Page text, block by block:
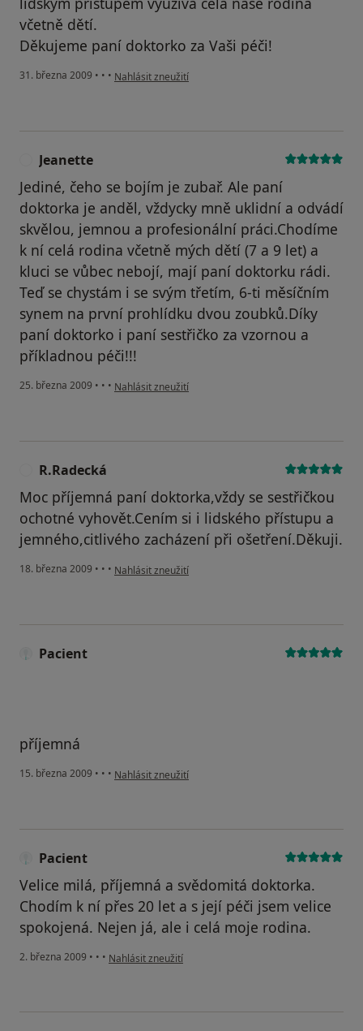
včetně dětí.
Děkujeme paní doktorko za Vaši péči!
31. března 2009 • • • podle názoru uživatele Jiří Kunovjánek
Nahlásit zneužití
Jeanette
Jediné, čeho se bojím je zubař. Ale paní
doktorka je anděl, vždycky mně uklidní a odvádí
skvělou, jemnou a profesionální práci.Chodíme
k ní celá rodina včetně mých dětí (7 a 9 let) a
kluci se vůbec nebojí, mají paní doktorku rádi.
Teď se chystám i se svým třetím, 6-ti měsíčním
synem na první prohlídku dvou zoubků.Díky
paní doktorko i paní sestřičko za vzornou a
příkladnou péči!!!
25. března 2009 • • • podle názoru uživatele Jeanette
Nahlásit zneužití
R.Radecká
Moc příjemná paní doktorka,vždy se sestřičkou
ochotné vyhovět.Cením si i lidského přístupu a
jemného,citlivého zacházení při ošetření.Děkuji.
18. března 2009 • • • podle názoru uživatele R.Radecká
Nahlásit zneužití
Pacient
příjemná
15. března 2009 • • • podle názoru uživatele Pacient
Nahlásit zneužití
Pacient
Velice milá, příjemná a svědomitá doktorka.
Chodím k ní přes 20 let a s její péči jsem velice
spokojená. Nejen já, ale i celá moje rodina.
2. března 2009 • • • podle názoru uživatele Pacient
Nahlásit zneužití